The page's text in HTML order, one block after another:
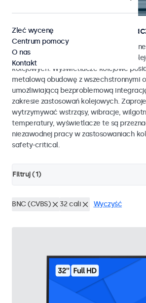
Monitory kolejowe i
Monitory i ekrany dotykowe
EN 50155 oraz EN 45545-2 dla taboru
kolejowych. Wyświetlacze kolejowe
metalową obudowę z wszechstronnymi
umożliwiającą bezproblemową
zakresie zastosowań kolejowych.
wytrzymywać wstrząsy, wibracje,
temperatury, wyświetlacze te są
niezawodnej pracy w zastosowaniach
safety-critical.
Filtruj (1)
BNC (CVBS) 32 cali Wyczyść
Zleć wycenę
Centrum pomocy
O nas
Kontakt